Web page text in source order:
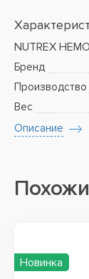
NUTREX
Бренд
Производство
Вес
Описание
Новинка